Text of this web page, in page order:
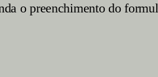
o preenchimento do